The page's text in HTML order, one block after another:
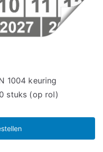
1004 keuring
stuks (op rol)